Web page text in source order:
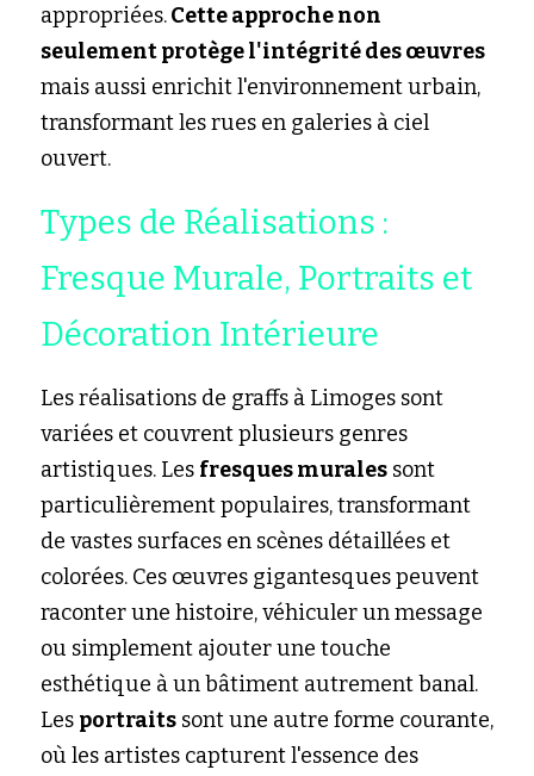
appropriées. Cette approche non
seulement protège l'intégrité des œuvres
mais aussi enrichit l'environnement urbain,
transformant les rues en galeries à ciel
ouvert.
Types de Réalisations :
Fresque Murale, Portraits et
Décoration Intérieure
Les réalisations de graffs à Limoges sont
variées et couvrent plusieurs genres
artistiques. Les fresques murales sont
particulièrement populaires, transformant
de vastes surfaces en scènes détaillées et
colorées. Ces œuvres gigantesques peuvent
raconter une histoire, véhiculer un message
ou simplement ajouter une touche
esthétique à un bâtiment autrement banal.
Les portraits sont une autre forme courante,
où les artistes capturent l'essence des